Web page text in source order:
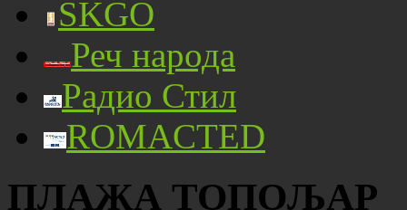
SKGO
Реч народа
Радио Стил
ROMACTED
ПЛАЖА ТОПОЉАР